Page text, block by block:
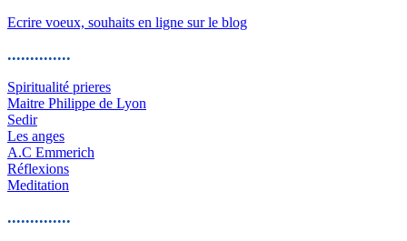
Ecrire voeux, souhaits en ligne sur le blog
..............
Spiritualité prieres
Maitre Philippe de Lyon
Sedir
Les anges
A.C Emmerich
Réflexions
Meditation
..............